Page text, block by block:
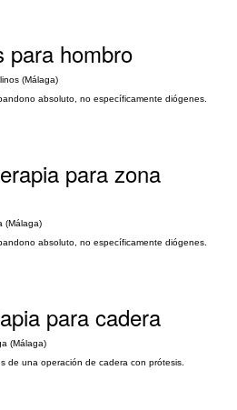
para hombro
(Málaga)
absoluto, no específicamente diógenes.
para zona
(Málaga)
absoluto, no específicamente diógenes.
para cadera
(Málaga)
de una operación de cadera con prótesis.